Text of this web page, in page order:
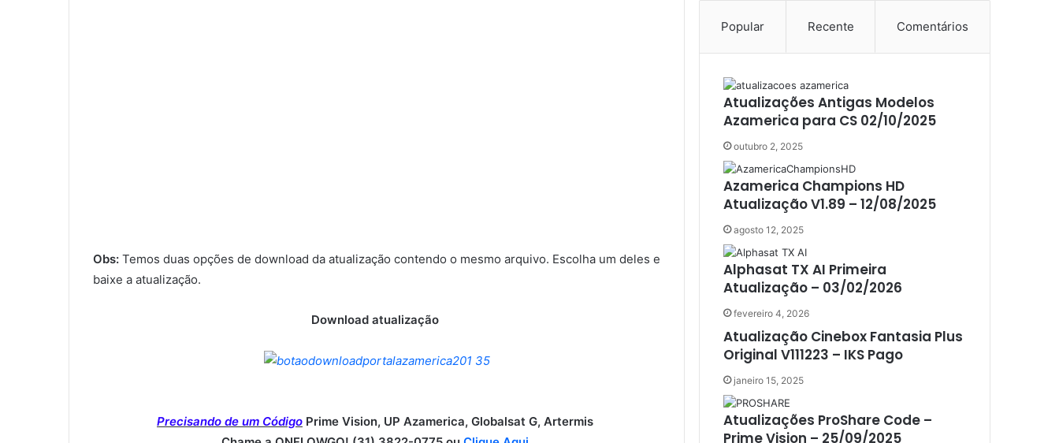
Obs: Temos duas opções de download da atualização contendo o mesmo arquivo. Escolha um deles e
baixe a atualização.
Download atualização
Precisando de um Código Prime Vision, UP Azamerica, Globalsat G, Artermis
Athomics Eon
Athomics Inspire Qi
Athomics inspire Qi Compact
Athomics Inspire Qi Lite
Athomics S3
Athomics T3
Atto
AttoNet
AttoSat
ATV
Audisat
Audisat A1
Audisat A1 Plus
Audisat A2
Audisat A2 Plus
Audisat A3
Audisat A3 Plus
Audisat A5
Audisat C1
Audisat E10 Lote 1 e 2
Audisat E10 Lote 3
Popular Recente Comentários
Atualizações Antigas Modelos
Azamerica para CS 02/10/2025
outubro 2, 2025
Azamerica Champions HD
Atualização V1.89 – 12/08/2025
agosto 12, 2025
Alphasat TX AI Primeira
Atualização – 03/02/2026
fevereiro 4, 2026
Atualização Cinebox Fantasia Plus
Original V111223 – IKS Pago
janeiro 15, 2025
Atualizações ProShare Code –
Prime Vision – 25/09/2025